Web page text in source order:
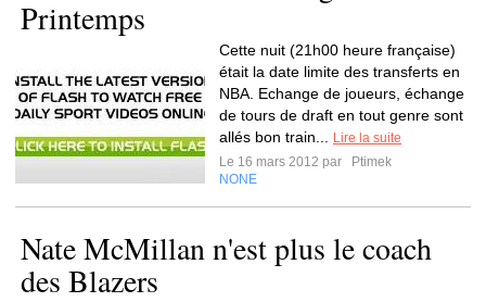
Printemps
Cette nuit (21h00 heure française)
était la date limite des transferts en
NBA. Echange de joueurs, échange
de tours de draft en tout genre sont
allés bon train...
Lire la suite
Le 16 mars 2012 par
Ptimek
NONE
Nate McMillan n'est plus le coach
des Blazers